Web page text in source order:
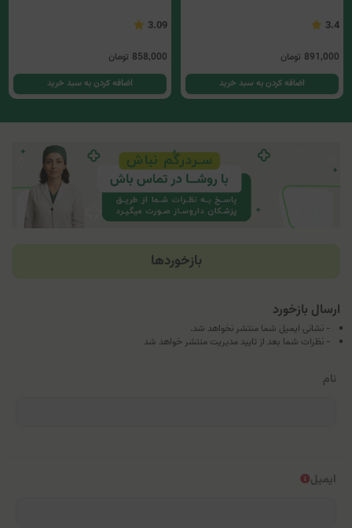
3.4
891,000 تومان
اضافه کردن به سبد خرید
3.09
858,000 تومان
اضافه کردن به سبد خرید
بازخوردها
ارسال بازخورد
- نشانی ایمیل شما منتشر نخواهد شد.
- نظرات شما بعد از تایید مدیریت منتشر خواهد شد
نام
ایمیل